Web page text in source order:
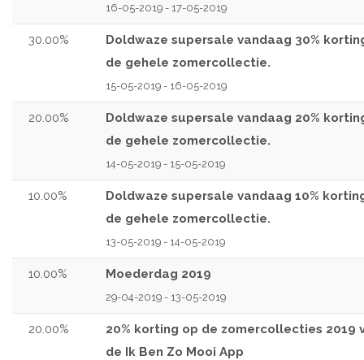
16-05-2019 - 17-05-2019
30.00%
Doldwaze supersale vandaag 30%
de gehele zomercollectie.
15-05-2019 - 16-05-2019
20.00%
Doldwaze supersale vandaag 20%
de gehele zomercollectie.
14-05-2019 - 15-05-2019
10.00%
Doldwaze supersale vandaag 10%
de gehele zomercollectie.
13-05-2019 - 14-05-2019
10.00% Moederdag 2019
29-04-2019 - 13-05-2019
20.00%
20% korting op de zomercollecties 2019
de Ik Ben Zo Mooi App